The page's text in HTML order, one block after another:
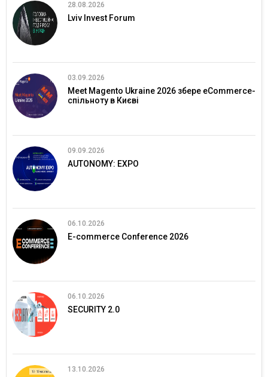
28.08.2026
Lviv Invest Forum
03.09.2026
Meet Magento Ukraine 2026 збере eCommerce-
спільноту в Києві
09.09.2026
AUTONOMY: EXPO
06.10.2026
E-commerce Conference 2026
06.10.2026
SECURITY 2.0
13.10.2026